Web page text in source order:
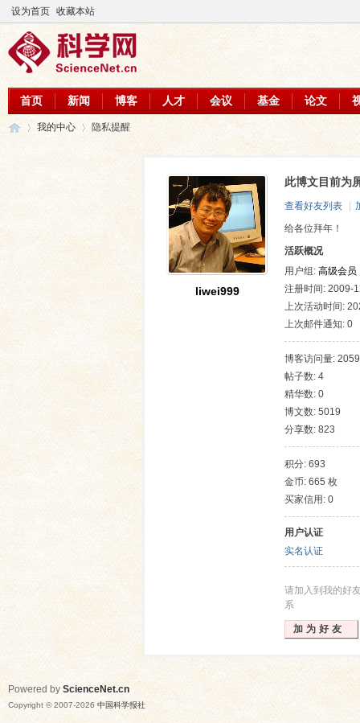
设为首页 收藏本站
首页 新闻 博客 人才 会议 基金 论文
我的中心 隐私提醒
liwei999
此博文目前为
查看好友列表
给各位拜年！
活跃概况
用户组: 高级会员
注册时间: 2009-
上次活动时间:
上次邮件通知: 0
博客访问量:
帖子数: 4
精华数: 0
博文数: 5019
分享数: 823
积分: 693
金币: 665 枚
买家信用: 0
用户认证
实名认证
请加入到我的好
系
加为好友
Powered by ScienceNet.cn
Copyright © 2007-2026 中国科学报社